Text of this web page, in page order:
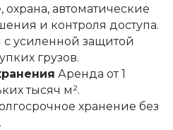
автоматические
и контроля доступа.
усиленной защитой
грузов.
Аренда от 1
тысяч м².
хранение без